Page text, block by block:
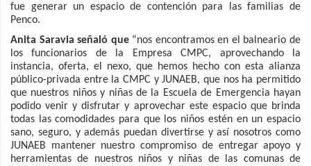
fue generar un espacio de contención para las familias de
Penco.
Anita Saravia señaló que“nos encontramos en el balneario de
los funcionarios de la Empresa CMPC, aprovechando la
instancia, oferta, el nexo, que hemos hecho con esta alianza
público-privada entre la CMPC y JUNAEB, que nos ha permitido
que nuestros niños y niñas de la Escuela de Emergencia hayan
podido venir y disfrutar y aprovechar este espacio que brinda
todas las comodidades para que los niños estén en un espacio
sano, seguro, y además puedan divertirse y así nosotros como
JUNAEB mantener nuestro compromiso de entregar apoyo y
herramientas de nuestros niños y niñas de las comunas de